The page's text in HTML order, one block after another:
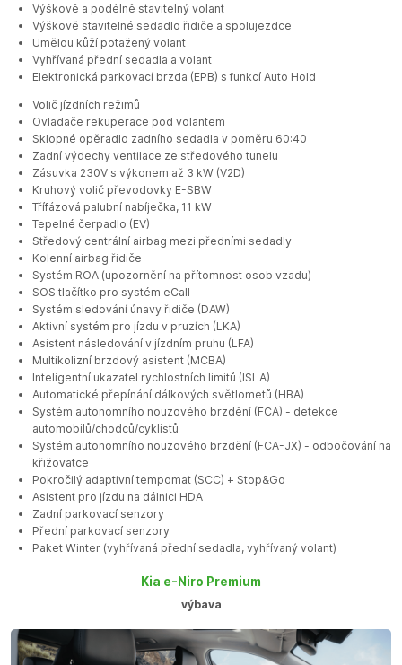
Výškově a podélně stavitelný volant
Výškově stavitelné sedadlo řidiče a spolujezdce
Umělou kůží potažený volant
Vyhřívaná přední sedadla a volant
Elektronická parkovací brzda (EPB) s funkcí Auto Hold
Volič jízdních režimů
Ovladače rekuperace pod volantem
Sklopné opěradlo zadního sedadla v poměru 60:40
Zadní výdechy ventilace ze středového tunelu
Zásuvka 230V s výkonem až 3 kW (V2D)
Kruhový volič převodovky E-SBW
Třífázová palubní nabíječka, 11 kW
Tepelné čerpadlo (EV)
Středový centrální airbag mezi předními sedadly
Kolenní airbag řidiče
Systém ROA (upozornění na přítomnost osob vzadu)
SOS tlačítko pro systém eCall
Systém sledování únavy řidiče (DAW)
Aktivní systém pro jízdu v pruzích (LKA)
Asistent následování v jízdním pruhu (LFA)
Multikolizní brzdový asistent (MCBA)
Inteligentní ukazatel rychlostních limitů (ISLA)
Automatické přepínání dálkových světlometů (HBA)
Systém autonomního nouzového brzdění (FCA) - detekce
automobilů/chodců/cyklistů
Systém autonomního nouzového brzdění (FCA-JX) - odbočování na
křižovatce
Pokročilý adaptivní tempomat (SCC) + Stop&Go
Asistent pro jízdu na dálnici HDA
Zadní parkovací senzory
Přední parkovací senzory
Paket Winter (vyhřívaná přední sedadla, vyhřívaný volant)
Kia e-Niro Premium
výbava